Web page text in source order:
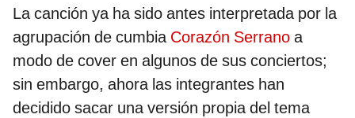
La canción ya ha sido antes interpretada por la
agrupación de cumbia Corazón Serrano a
modo de cover en algunos de sus conciertos;
sin embargo, ahora las integrantes han
decidido sacar una versión propia del tema